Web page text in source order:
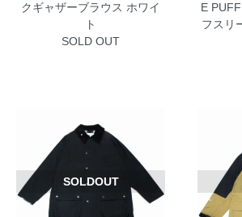
クギャザーブラウス ホワイ
ト
SOLD OUT
E
フスリ
SOLDOUT